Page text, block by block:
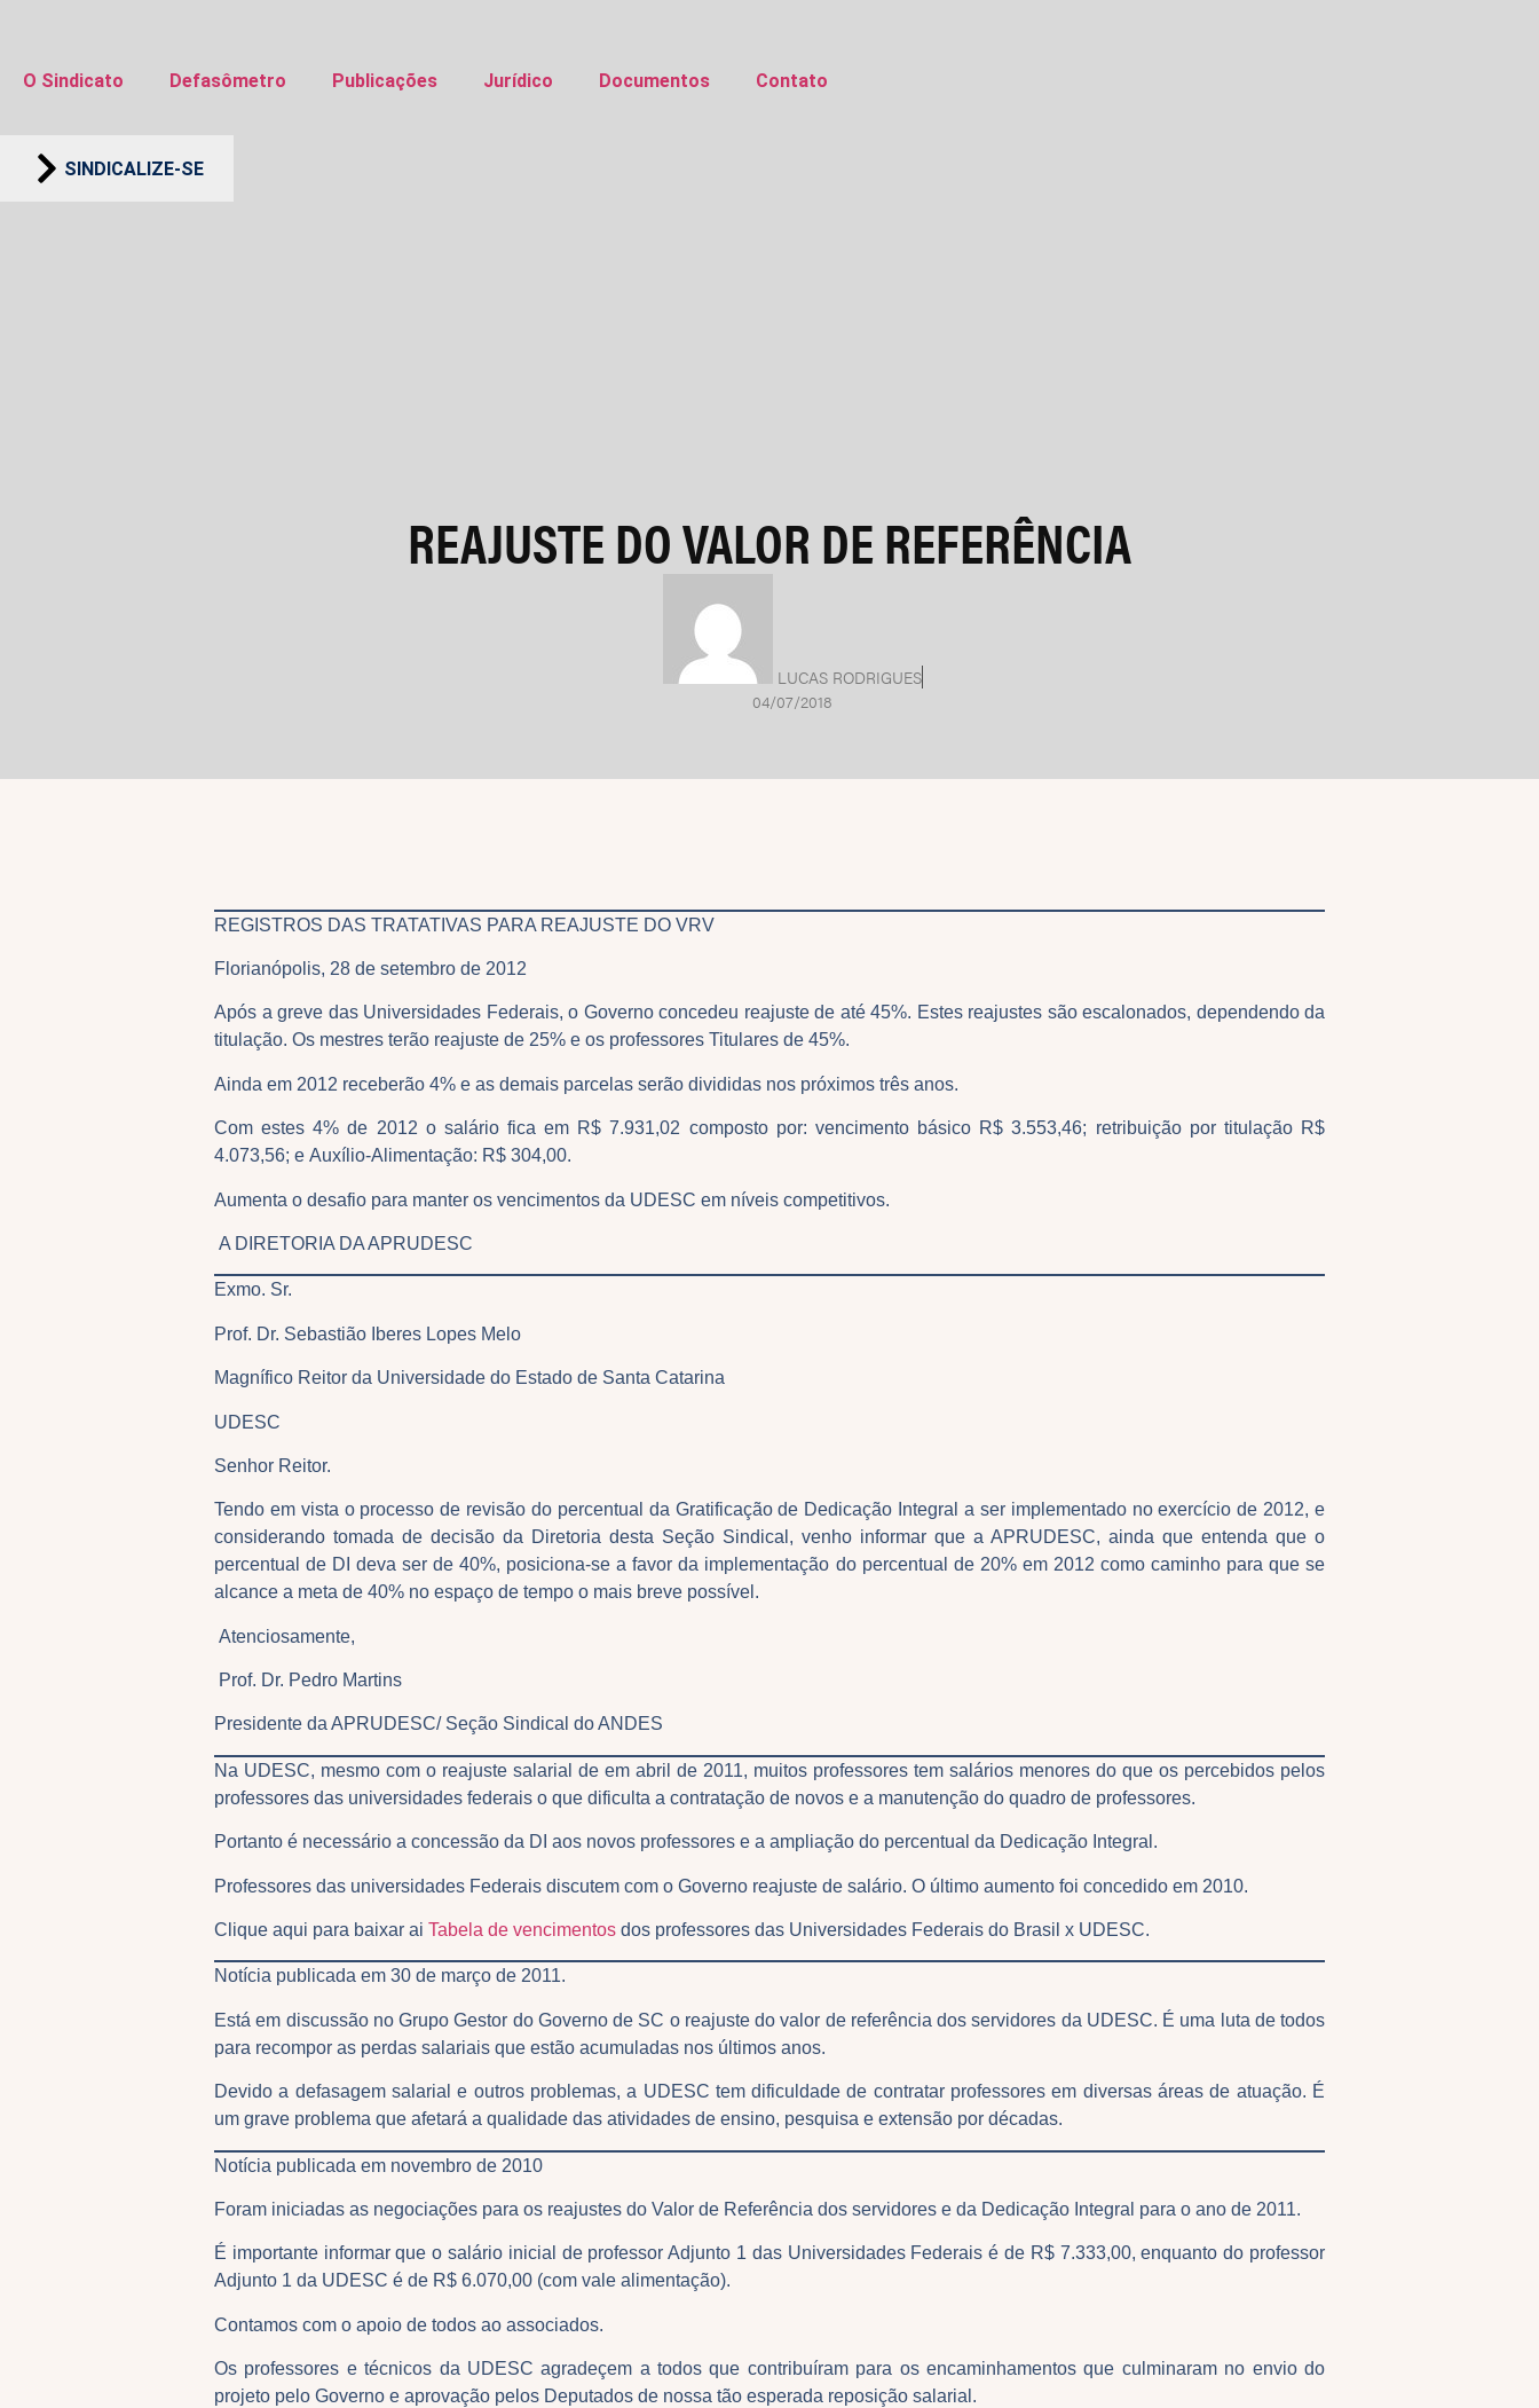
O Sindicato Defasômetro Publicações Jurídico Documentos Contato
SINDICALIZE-SE
REAJUSTE DO VALOR DE REFERÊNCIA
LUCAS RODRIGUES
04/07/2018
REGISTROS DAS TRATATIVAS PARA REAJUSTE DO VRV
Florianópolis, 28 de setembro de 2012
Após a greve das Universidades Federais, o Governo concedeu reajuste de até 45%. Estes reajustes são escalonados, dependendo da
titulação. Os mestres terão reajuste de 25% e os professores Titulares de 45%.
Ainda em 2012 receberão 4% e as demais parcelas serão divididas nos próximos três anos.
Com estes 4% de 2012 o salário fica em R$ 7.931,02 composto por: vencimento básico R$ 3.553,46; retribuição por titulação R$
4.073,56; e Auxílio-Alimentação: R$ 304,00.
Aumenta o desafio para manter os vencimentos da UDESC em níveis competitivos.
A DIRETORIA DA APRUDESC
Exmo. Sr.
Prof. Dr. Sebastião Iberes Lopes Melo
Magnífico Reitor da Universidade do Estado de Santa Catarina
UDESC
Senhor Reitor.
Tendo em vista o processo de revisão do percentual da Gratificação de Dedicação Integral a ser implementado no exercício de 2012, e
considerando tomada de decisão da Diretoria desta Seção Sindical, venho informar que a APRUDESC, ainda que entenda que o
percentual de DI deva ser de 40%, posiciona-se a favor da implementação do percentual de 20% em 2012 como caminho para que se
alcance a meta de 40% no espaço de tempo o mais breve possível.
Atenciosamente,
Prof. Dr. Pedro Martins
Presidente da APRUDESC/ Seção Sindical do ANDES
Na UDESC, mesmo com o reajuste salarial de em abril de 2011, muitos professores tem salários menores do que os percebidos pelos
professores das universidades federais o que dificulta a contratação de novos e a manutenção do quadro de professores.
Portanto é necessário a concessão da DI aos novos professores e a ampliação do percentual da Dedicação Integral.
Professores das universidades Federais discutem com o Governo reajuste de salário. O último aumento foi concedido em 2010.
Clique aqui para baixar ai Tabela de vencimentos dos professores das Universidades Federais do Brasil x UDESC.
Notícia publicada em 30 de março de 2011.
Está em discussão no Grupo Gestor do Governo de SC o reajuste do valor de referência dos servidores da UDESC. É uma luta de todos
para recompor as perdas salariais que estão acumuladas nos últimos anos.
Devido a defasagem salarial e outros problemas, a UDESC tem dificuldade de contratar professores em diversas áreas de atuação. É
um grave problema que afetará a qualidade das atividades de ensino, pesquisa e extensão por décadas.
Notícia publicada em novembro de 2010
Foram iniciadas as negociações para os reajustes do Valor de Referência dos servidores e da Dedicação Integral para o ano de 2011.
É importante informar que o salário inicial de professor Adjunto 1 das Universidades Federais é de R$ 7.333,00, enquanto do professor
Adjunto 1 da UDESC é de R$ 6.070,00 (com vale alimentação).
Contamos com o apoio de todos ao associados.
Os professores e técnicos da UDESC agradeçem a todos que contribuíram para os encaminhamentos que culminaram no envio do
projeto pelo Governo e aprovação pelos Deputados de nossa tão esperada reposição salarial.